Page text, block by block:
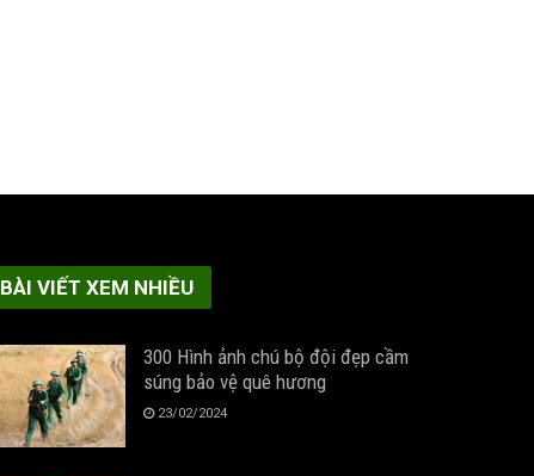
BÀI VIẾT XEM NHIỀU
300 Hình ảnh chú bộ đội đẹp cầm
súng bảo vệ quê hương
23/02/2024